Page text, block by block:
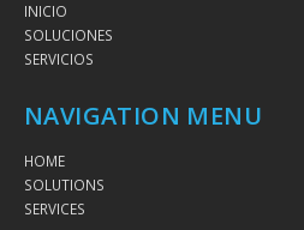
INICIO
SOLUCIONES
SERVICIOS
NAVIGATION MENU
HOME
SOLUTIONS
SERVICES